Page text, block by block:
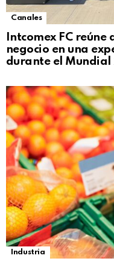
Canales
Intcomex FC reúne
negocio en una
durante el
Industria